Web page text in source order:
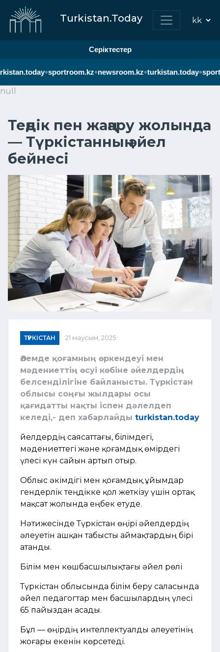
Turkistan.Today
Серіктестер
•sportroom.kz•newsroom.kz•turkistan.today•
null
Теңдік пен жаңару жолында
— Түркістанның әйел
бейнесі
ТҮРКІСТАН 21 маусым, 2025
Әлемде қоғамның өркендеуі мен
мәдениеттің өсуі көбіне әйелдердің
белсенділігіне байланысты. Түркістан
облысы соңғы жылдары осы
қағидатты нақты іспен дәлелдеп
келеді,- деп хабарлайды turkistan.today
Әйелдердің саясаттағы, білімдегі,
мәдениеттегі және қоғамдық өмірдегі
үлесі күн сайын артып отыр.
Облыс әкімдігі мен қоғамдық ұйымдар
гендерлік теңдікке қол жеткізу үшін ортақ
мақсат жолында еңбек етуде.
Нәтижесінде Түркістан өңірі әйелдердің
әлеуетін ашқан табысты аймақтардың бірі
атанды.
Білім мен көшбасшылықтағы әйел рөлі
Түркістан облысында білім беру саласында
әйел педагогтар мен басшылардың үлесі
65 пайыздан асады.
Бұл — өңірдің интеллектуалды әлеуетінің
жоғары екенін көрсетеді.